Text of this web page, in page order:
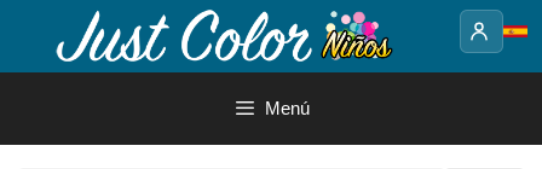
contenido
Menú